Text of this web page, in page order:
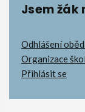
Jsem žák
Odhlášení
Organizace
Přihlásit se